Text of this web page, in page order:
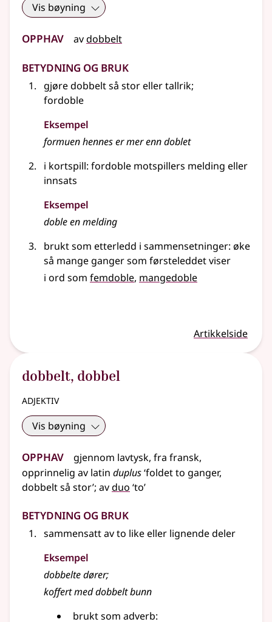
Vis bøyning
Opphav avdobbelt
Betydning og bruk
gjøre dobbelt så stor eller tallrik;
fordoble
Eksempel
formuen hennes er mer enndoblet
i kortspill: fordoble motspillers melding eller
innsats
Eksempel
doble en melding
brukt som etterledd i sammensetninger: øke
så mange ganger som førsteleddet viser
i ord som femdoble mangedoble
Artikkelside
dobbelt, dobbel
adjektiv
Vis bøyning
Opphav gjennom lavtysk, fra fransk,
opprinnelig av latin duplus‘foldet to ganger,
dobbelt så stor’; avduo ‘to’
Betydning og bruk
sammensatt av to likeeller lignende deler
Eksempel
dobbelte dører;
koffert med dobbelt bunn
brukt som adverb: